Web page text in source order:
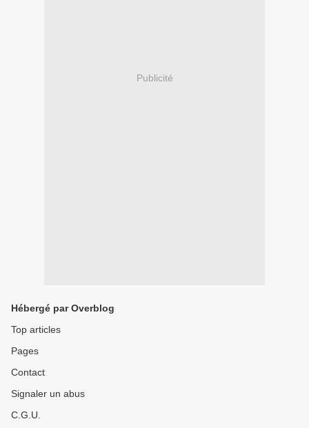
Publicité
Hébergé par Overblog
Top articles
Pages
Contact
Signaler un abus
C.G.U.